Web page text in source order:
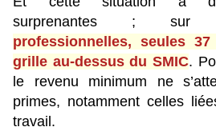
surprenantes ; sur
professionnelles, seules
grille au-dessus du SMIC.
le revenu minimum ne
primes, notamment celles
travail.